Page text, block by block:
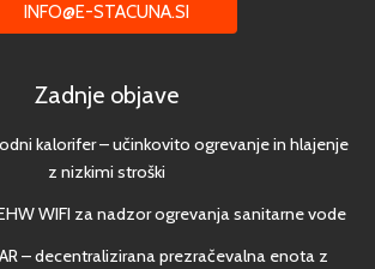
INFO@E-STACUNA.SI
Zadnje objave
kalorifer – učinkovito ogrevanje in hlajenje
z nizkimi stroški
WIFI za nadzor ogrevanja sanitarne vode
– decentralizirana prezračevalna enota z